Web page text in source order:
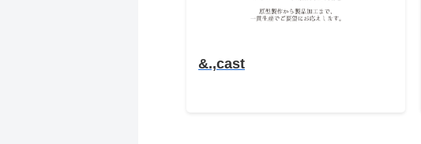
&.,cast